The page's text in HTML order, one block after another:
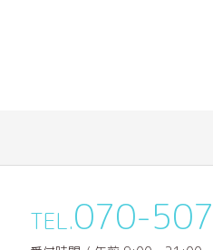
TEL.070-